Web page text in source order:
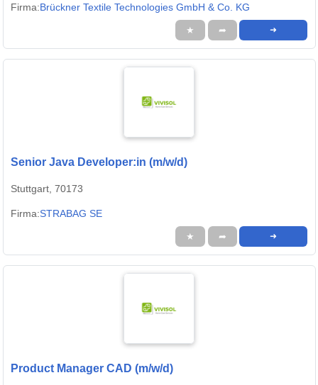
Firma:Brückner Textile Technologies GmbH & Co. KG
★ ➦ ➜
Senior Java Developer:in (m/w/d)
Stuttgart, 70173
Firma:STRABAG SE
★ ➦ ➜
Product Manager CAD (m/w/d)